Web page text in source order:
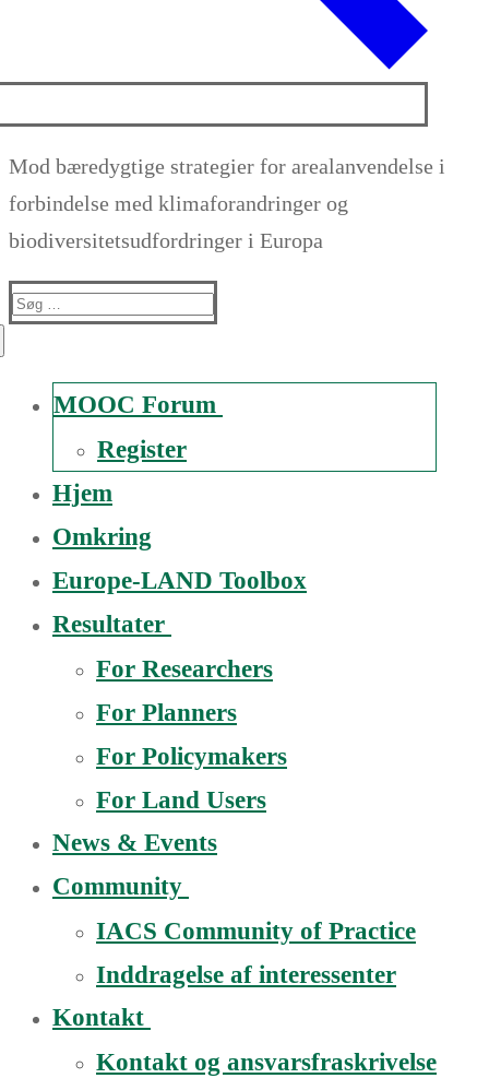
Mod bæredygtige strategier for arealanvendelse i
forbindelse med klimaforandringer og
biodiversitetsudfordringer i Europa
Suche
MOOC Forum
Register
Hjem
Omkring
Europe-LAND Toolbox
Resultater
For Researchers
For Planners
For Policymakers
For Land Users
News & Events
Community
IACS Community of Practice
Inddragelse af interessenter
Kontakt
Kontakt og ansvarsfraskrivelse